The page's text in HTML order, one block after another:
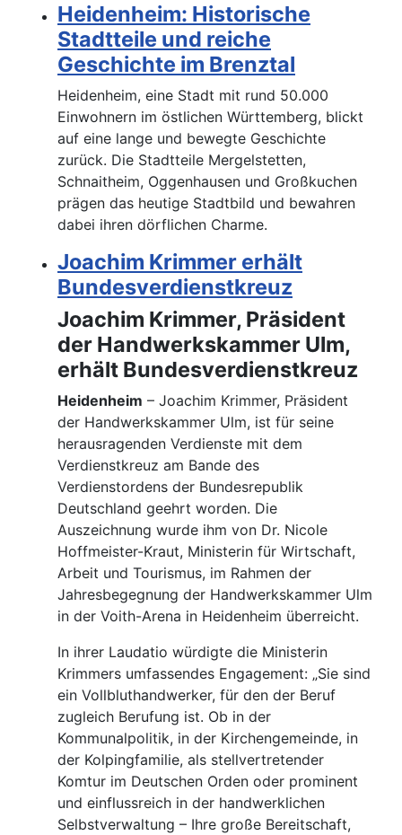
Heidenheim: Historische
Stadtteile und reiche
Geschichte im Brenztal
Heidenheim, eine Stadt mit rund 50.000
Einwohnern im östlichen Württemberg, blickt
auf eine lange und bewegte Geschichte
zurück. Die Stadtteile Mergelstetten,
Schnaitheim, Oggenhausen und Großkuchen
prägen das heutige Stadtbild und bewahren
dabei ihren dörflichen Charme.
Joachim Krimmer erhält
Bundesverdienstkreuz
Joachim Krimmer, Präsident
der Handwerkskammer Ulm,
erhält Bundesverdienstkreuz
Heidenheim – Joachim Krimmer, Präsident
der Handwerkskammer Ulm, ist für seine
herausragenden Verdienste mit dem
Verdienstkreuz am Bande des
Verdienstordens der Bundesrepublik
Deutschland geehrt worden. Die
Auszeichnung wurde ihm von Dr. Nicole
Hoffmeister-Kraut, Ministerin für Wirtschaft,
Arbeit und Tourismus, im Rahmen der
Jahresbegegnung der Handwerkskammer Ulm
in der Voith-Arena in Heidenheim überreicht.
In ihrer Laudatio würdigte die Ministerin
Krimmers umfassendes Engagement: „Sie sind
ein Vollbluthandwerker, für den der Beruf
zugleich Berufung ist. Ob in der
Kommunalpolitik, in der Kirchengemeinde, in
der Kolpingfamilie, als stellvertretender
Komtur im Deutschen Orden oder prominent
und einflussreich in der handwerklichen
Selbstverwaltung – Ihre große Bereitschaft,